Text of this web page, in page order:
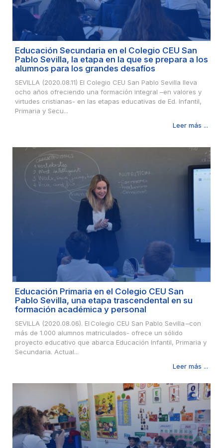
Educación Secundaria en el Colegio CEU San
Pablo Sevilla, la etapa en la que se prepara a los
alumnos para los grandes desafíos
SEVILLA (2020.08.11) El Colegio CEU San Pablo Sevilla lleva
ocho años ofreciendo una formación integral –en valores y
virtudes cristianas- en las etapas educativas de Ed. Infantil,
Primaria y Secu...
Leer más ...
Educación Primaria en el Colegio CEU San
Pablo Sevilla, una etapa trascendental en su
formación académica y personal
SEVILLA (2020.08.06). El Colegio CEU San Pablo Sevilla –con
más de 1.000 alumnos matriculados- ofrece un sólido
proyecto educativo que abarca Educación Infantil, Primaria y
Secundaria. Actual...
Leer más ...